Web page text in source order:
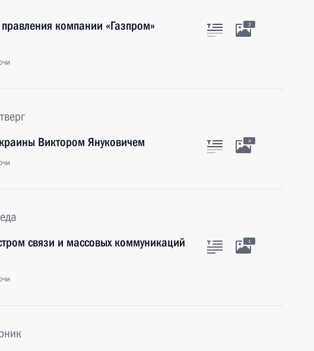
компании «Газпром»
2
Виктором Януковичем
4
связи и массовых коммуникаций
1